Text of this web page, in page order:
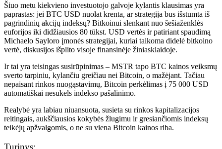
Šiuo metu kiekvieno investuotojo galvoje kylantis klausimas yra
paprastas: jei BTC USD nuolat krenta, ar strategija bus išstumta iš
pagrindinių akcijų indeksų? Bitkoinui slenkant nuo šešiaženklės
euforijos iki didžiausios 80 tūkst. USD vertės ir patiriant spaudimą
Michaelo Sayloro įmonės strategijai, kuriai taikoma didelė bitkoino
vertė, diskusijos išplito visoje finansinėje žiniasklaidoje.
Ir tai yra teisingas susirūpinimas – MSTR tapo BTC kainos veiksmų
sverto tarpiniu, kylančiu greičiau nei Bitcoin, o mažėjant. Tačiau
nepaisant rinkos nuogąstavimų, Bitcoin perkėlimas į 75 000 USD
automatiškai nesukels indekso pašalinimo.
Realybė yra labiau niuansuota, susieta su rinkos kapitalizacijos
reitingais, aukščiausios kokybės žlugimu ir gresiančiomis indeksų
teikėjų apžvalgomis, o ne su viena Bitcoin kainos riba.
Turinys: